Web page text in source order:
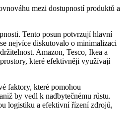
mezi dostupností produktů a
Tento posun potvrzují hlavní
nejvíce diskutovalo o minimalizaci
Amazon, Tesco, Ikea a
které efektivněji využívají
faktory, které pomohou
by vedl k nadbytečnému růstu.
logistiku a efektivní řízení zdrojů,